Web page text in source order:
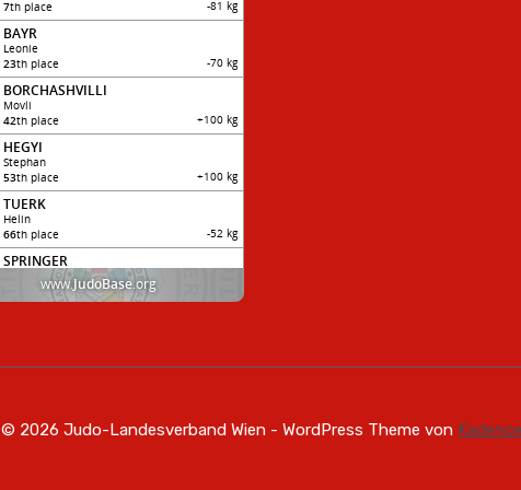
© 2026 Judo-Landesverband Wien - WordPress Theme von